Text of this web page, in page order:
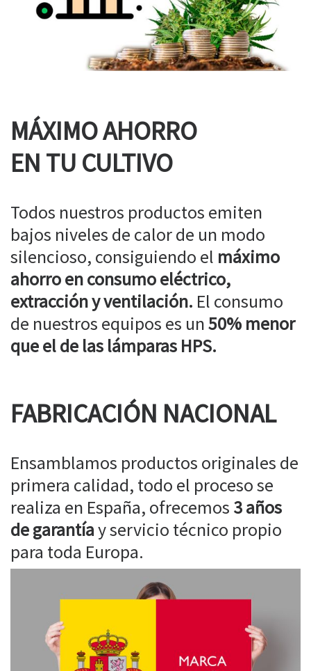
MÁXIMO AHORRO
EN TU CULTIVO
Todos nuestros productos emiten
bajos niveles de calor de un modo
silencioso, consiguiendo el máximo
ahorro en consumo eléctrico,
extracción y ventilación. El consumo
de nuestros equipos es un50% menor
que el de las lámparas HPS.
FABRICACIÓN NACIONAL
Ensamblamos productos originales de
primera calidad, todo el proceso se
realiza en España, ofrecemos 3 años
de garantíay servicio técnico propio
para toda Europa.